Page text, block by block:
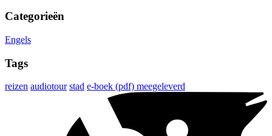
Categorieën
Engels
Tags
reizen audiotour stad e-boek (pdf) meegeleverd